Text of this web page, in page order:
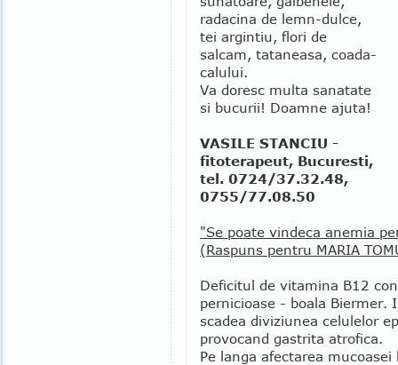
radacina de lemn-dulce,
tei argintiu, flori de
salcam, tataneasa, coada-
calului.
Va doresc multa sanatate
si bucurii! Doamne ajuta!
VASILE STANCIU -
fitoterapeut, Bucuresti,
tel. 0724/37.32.48,
0755/77.08.50
"Se poate vindeca anemia
(Raspuns pentru MARIA
Deficitul de vitamina B12
pernicioase - boala Biermer.
scadea diviziunea celulelor
provocand gastrita atrofica.
Pe langa afectarea mucoasei